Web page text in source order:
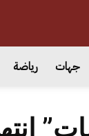
جهات رياضة